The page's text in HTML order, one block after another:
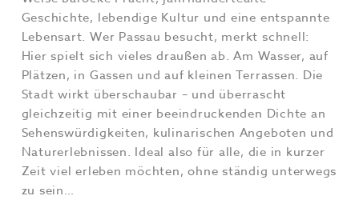
Geschichte, lebendige Kultur und eine entspannte
Lebensart. Wer Passau besucht, merkt schnell:
Hier spielt sich vieles draußen ab. Am Wasser, auf
Plätzen, in Gassen und auf kleinen Terrassen. Die
Stadt wirkt überschaubar – und überrascht
gleichzeitig mit einer beeindruckenden Dichte an
Sehenswürdigkeiten, kulinarischen Angeboten und
Naturerlebnissen. Ideal also für alle, die in kurzer
Zeit viel erleben möchten, ohne ständig unterwegs
zu sein…